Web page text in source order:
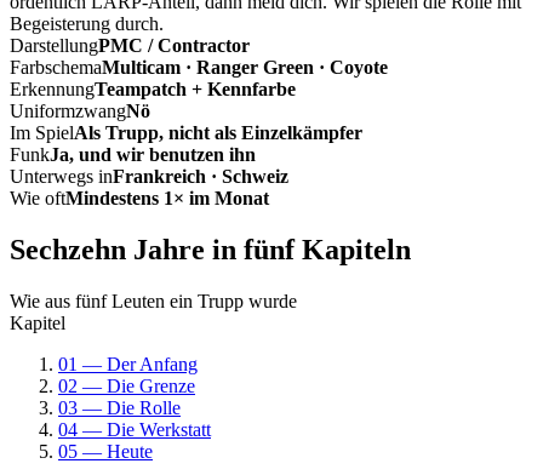
Begeisterung durch.
DarstellungPMC / Contractor
FarbschemaMulticam · Ranger Green · Coyote
ErkennungTeampatch + Kennfarbe
UniformzwangNö
Im SpielAls Trupp, nicht als Einzelkämpfer
FunkJa, und wir benutzen ihn
Unterwegs inFrankreich · Schweiz
Wie oftMindestens 1× im Monat
Sechzehn Jahre in fünf Kapiteln
Wie aus fünf Leuten ein Trupp wurde
Kapitel
01 — Der Anfang
02 — Die Grenze
03 — Die Rolle
04 — Die Werkstatt
05 — Heute